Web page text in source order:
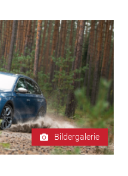
Bildergalerie